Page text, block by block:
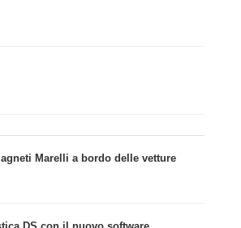
Marelli a bordo delle vetture